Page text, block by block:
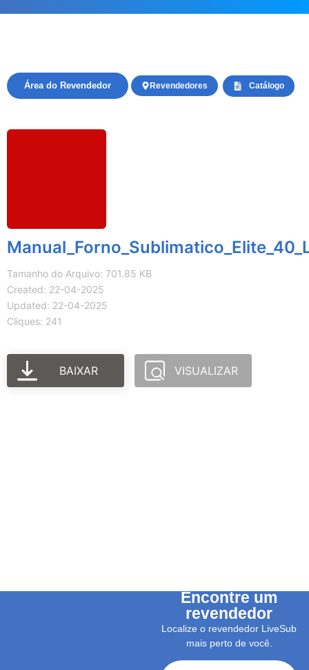
Catálogo
Revendedores
Área do Revendedor
Tamanho do Arquivo: 701.85 KB
Created: 22-04-2025
Updated: 22-04-2025
Cliques: 241
BAIXAR VISUALIZAR
Encontre um
revendedor
Localize o revendedor LiveSub
mais perto de você.